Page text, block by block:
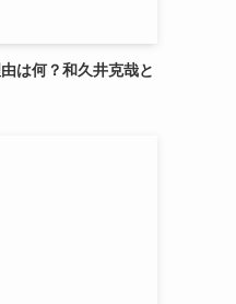
は何？和久井克哉と